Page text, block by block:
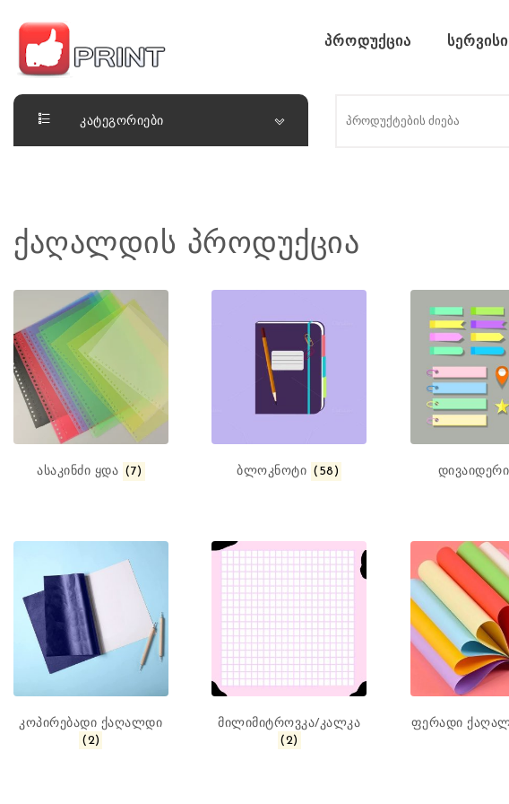
Skip to content
ლაიქ ფრინთ
პროდუქცია სერვისი
კატეგორიები
ქაღალდის პროდუქცია
ასაკინძი ყდა (7) ბლოკნოტი (58) დივაიდერი
კოპირებადი ქაღალდი
(2)
მილიმიტროვკა/კალკა
(2)
ფერადი